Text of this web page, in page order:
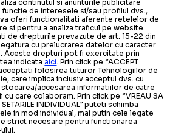
continutul si anunturile publicitare
functie de interesele si/sau profilul dvs.,
oferi functionalitati aferente retelelor de
si pentru a analiza traficul pe website.
de drepturile prevazute de art. 15-22 din
legatura cu prelucrarea datelor cu caracter
Aceste drepturi pot fi exercitate prin
indicataaici. Prin click pe “ACCEPT
acceptati folosirea tuturor Tehnologiilor de
care implica inclusiv acceptul dvs. cu
stocarea/accesarea informatiilor de catre
cu care colaboram. Prin click pe “VREAU SA
INDIVIDUAL” puteti schimba
in mod individual, mai putin cele legate
strict necesare pentru functionarea